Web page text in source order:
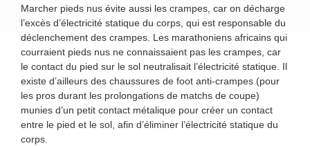
Marcher pieds nus évite aussi les crampes, car on décharge
l’excès d’électricité statique du corps, qui est responsable du
déclenchement des crampes. Les marathoniens africains qui
courraient pieds nus ne connaissaient pas les crampes, car
le contact du pied sur le sol neutralisait l’électricité statique. Il
existe d’ailleurs des chaussures de foot anti-crampes (pour
les pros durant les prolongations de matchs de coupe)
munies d’un petit contact métalique pour créer un contact
entre le pied et le sol, afin d’éliminer l’électricité statique du
corps.